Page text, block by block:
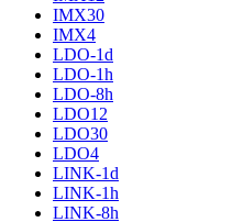
IMX30
IMX4
LDO-1d
LDO-1h
LDO-8h
LDO12
LDO30
LDO4
LINK-1d
LINK-1h
LINK-8h